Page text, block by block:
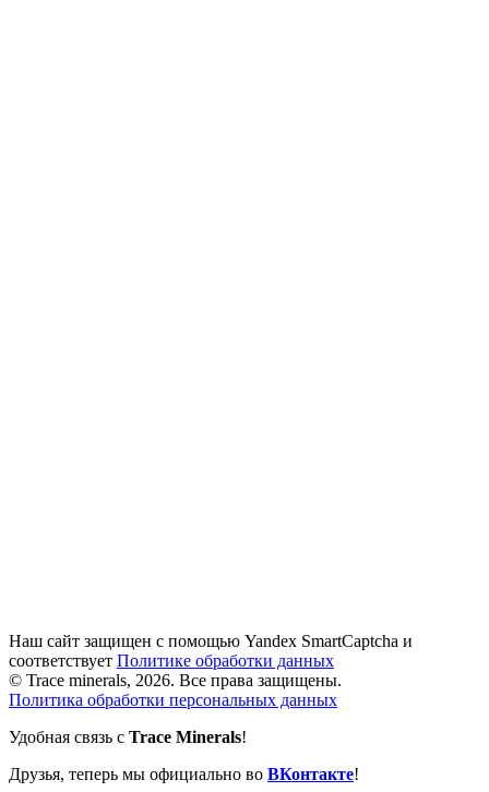
Наш сайт защищен с помощью Yandex SmartCaptcha и
соответствует Политике обработки данных
© Trace minerals, 2026. Все права защищены.
Политика обработки персональных данных
Удобная связь с Trace Minerals!
Друзья, теперь мы официально во ВКонтакте!